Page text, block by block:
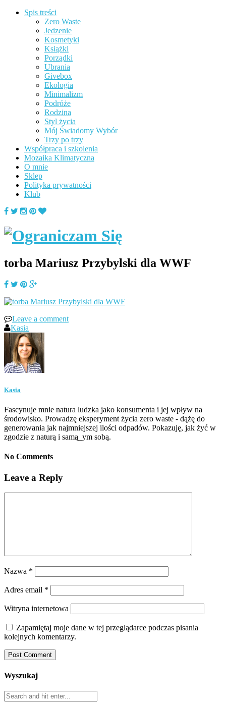
Spis treści
Zero Waste
Jedzenie
Kosmetyki
Książki
Porządki
Ubrania
Givebox
Ekologia
Minimalizm
Podróże
Rodzina
Styl życia
Mój Świadomy Wybór
Trzy po trzy
Współpraca i szkolenia
Mozaika Klimatyczna
O mnie
Sklep
Polityka prywatności
Klub
torba Mariusz Przybylski dla WWF
Leave a comment
Kasia
Kasia
Fascynuje mnie natura ludzka jako konsumenta i jej wpływ na
środowisko. Prowadzę eksperyment życia zero waste - dążę do
generowania jak najmniejszej ilości odpadów. Pokazuję, jak żyć w
zgodzie z naturą i samą_ym sobą.
No Comments
Leave a Reply
Nazwa *
Adres email *
Witryna internetowa
Zapamiętaj moje dane w tej przeglądarce podczas pisania
kolejnych komentarzy.
Wyszukaj